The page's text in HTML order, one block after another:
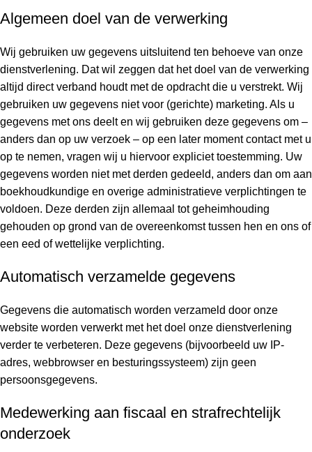
Algemeen doel van de verwerking
Wij gebruiken uw gegevens uitsluitend ten behoeve van onze
dienstverlening. Dat wil zeggen dat het doel van de verwerking
altijd direct verband houdt met de opdracht die u verstrekt. Wij
gebruiken uw gegevens niet voor (gerichte) marketing. Als u
gegevens met ons deelt en wij gebruiken deze gegevens om –
anders dan op uw verzoek – op een later moment contact met u
op te nemen, vragen wij u hiervoor expliciet toestemming. Uw
gegevens worden niet met derden gedeeld, anders dan om aan
boekhoudkundige en overige administratieve verplichtingen te
voldoen. Deze derden zijn allemaal tot geheimhouding
gehouden op grond van de overeenkomst tussen hen en ons of
een eed of wettelijke verplichting.
Automatisch verzamelde gegevens
Gegevens die automatisch worden verzameld door onze
website worden verwerkt met het doel onze dienstverlening
verder te verbeteren. Deze gegevens (bijvoorbeeld uw IP-
adres, webbrowser en besturingssysteem) zijn geen
persoonsgegevens.
Medewerking aan fiscaal en strafrechtelijk
onderzoek